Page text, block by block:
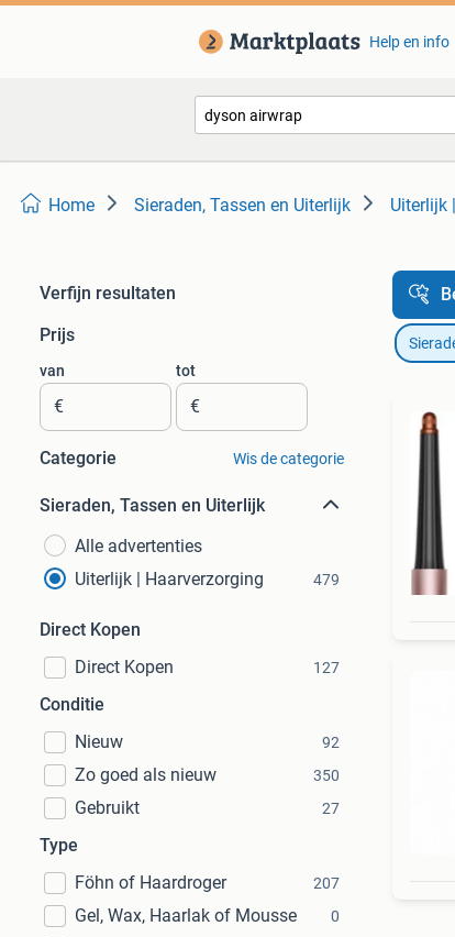
Help en info
Home Sieraden, Tassen en Uiterlijk Uiterlijk
Verfijn resultaten
Prijs
van
€
tot
€
Categorie Wis de categorie
Sieraden, Tassen en Uiterlijk
Alle advertenties
Uiterlijk | Haarverzorging
479
Direct Kopen
Direct Kopen
127
Conditie
Nieuw
92
Zo goed als nieuw 350
Gebruikt 27
Type
Föhn of Haardroger
207
Gel, Wax, Haarlak of Mousse 0